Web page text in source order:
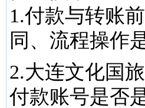
1.付款与转账
同、流程操作
2.大连文化国
付款账号是否